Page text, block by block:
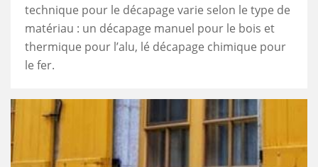
technique pour le décapage varie selon le type de
matériau : un décapage manuel pour le bois et
thermique pour l’alu, lé décapage chimique pour
le fer.